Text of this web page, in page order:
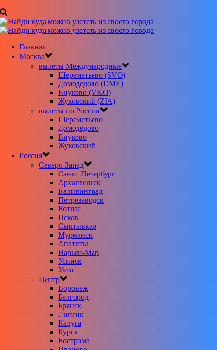
Главная
Москва
вылеты Международные
Шереметьево (SVO)
Домодедово (DME)
Внуково (VKO)
Жуковский (ZIA)
вылеты по России
Шереметьево
Домодедово
Внуково
Жуковский
Россия
Северо-Запад
Санкт-Петербург
Архангельск
Калининград
Петрозаводск
Котлас
Псков
Сыктывкар
Мурманск
Апатиты
Нарьян-Мар
Усинск
Ухта
Центр
Воронеж
Белгород
Брянск
Липецк
Калуга
Курск
Кострома